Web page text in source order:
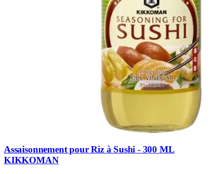
Assaisonnement pour Riz à Sushi - 300 ML
KIKKOMAN